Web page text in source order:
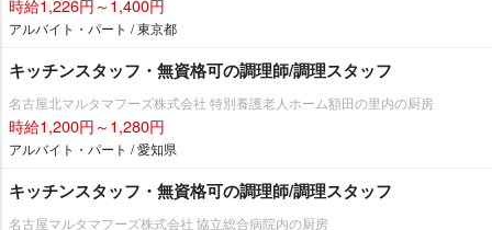
アルバイト・パート / 東京都
キッチンスタッフ・無資格可の調理師/調理スタッフ
名古屋北マルタマフーズ株式会社 特別養護老人ホーム額田の里内の厨房
時給1,200円～1,280円
アルバイト・パート / 愛知県
キッチンスタッフ・無資格可の調理師/調理スタッフ
名古屋マルタマフーズ株式会社 協立総合病院内の厨房